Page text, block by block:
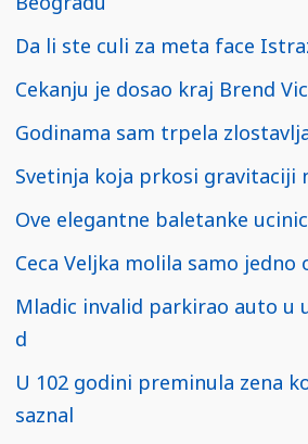
Da li ste culi za meta face
Cekanju je dosao kraj Brend
Godinama sam trpela
Svetinja koja prkosi gravitaciji
Ove elegantne baletanke
Ceca Veljka molila samo
Mladic invalid parkirao auto u
d
U 102 godini preminula zena
saznal